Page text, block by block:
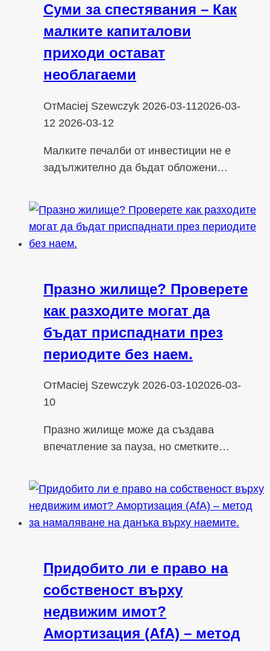
Суми за спестявания – Как
малките капиталови
приходи остават
необлагаеми
ОтMaciej Szewczyk 2026-03-112026-03-
12 2026-03-12
Малките печалби от инвестиции не е
задължително да бъдат обложени…
Празно жилище? Проверете
как разходите могат да
бъдат приспаднати през
периодите без наем.
ОтMaciej Szewczyk 2026-03-102026-03-
10
Празно жилище може да създава
впечатление за пауза, но сметките…
Придобито ли е право на
собственост върху
недвижим имот?
Амортизация (AfA) – метод